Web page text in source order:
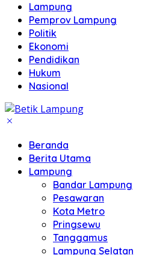
Lampung
Pemprov Lampung
Politik
Ekonomi
Pendidikan
Hukum
Nasional
Beranda
Berita Utama
Lampung
Bandar Lampung
Pesawaran
Kota Metro
Pringsewu
Tanggamus
Lampung Selatan